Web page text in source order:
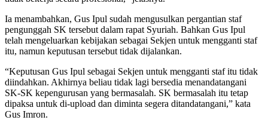
Ia menambahkan, Gus Ipul sudah mengusulkan pergantian staf
pengunggah SK tersebut dalam rapat Syuriah. Bahkan Gus Ipul
telah mengeluarkan kebijakan sebagai Sekjen untuk mengganti staf
itu, namun keputusan tersebut tidak dijalankan.
“Keputusan Gus Ipul sebagai Sekjen untuk mengganti staf itu tidak
diindahkan. Akhirnya beliau tidak lagi bersedia menandatangani
SK-SK kepengurusan yang bermasalah. SK bermasalah itu tetap
dipaksa untuk di-upload dan diminta segera ditandatangani,” kata
Gus Imron.